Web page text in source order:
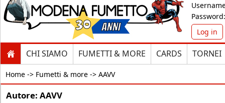
Password:
Log in
CHI SIAMO FUMETTI & MORE CARDS TORNEI
Home -> Fumetti & more -> AAVV
Autore: AAVV